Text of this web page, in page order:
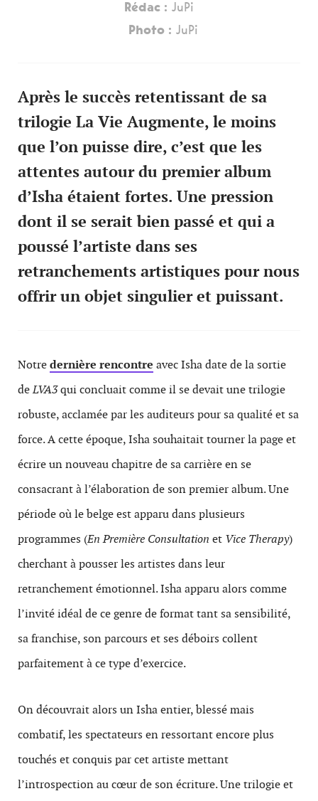
Rédac : JuPi
Photo : JuPi
Après le succès retentissant de sa
trilogie La Vie Augmente, le moins
que l’on puisse dire, c’est que les
attentes autour du premier album
d’Isha étaient fortes. Une pression
dont il se serait bien passé et qui a
poussé l’artiste dans ses
retranchements artistiques pour nous
offrir un objet singulier et puissant.
Notredernière rencontre avec Isha date de la sortie
deLVA3qui concluait comme il se devait une trilogie
robuste, acclamée par les auditeurs pour sa qualité et sa
force. A cette époque, Isha souhaitait tourner la page et
écrire un nouveau chapitre de sa carrière en se
consacrant à l’élaboration de son premier album. Une
période où le belge est apparu dans plusieurs
programmes (En Première Consultation et Vice Therapy)
cherchant à pousser les artistes dans leur
retranchement émotionnel. Isha apparu alors comme
l’invité idéal de ce genre de format tant sa sensibilité,
sa franchise, son parcours et ses déboirs collent
parfaitement à ce type d’exercice.
On découvrait alors un Isha entier, blessé mais
combatif, les spectateurs en ressortant encore plus
touchés et conquis par cet artiste mettant
l’introspection au cœur de son écriture. Une trilogie et